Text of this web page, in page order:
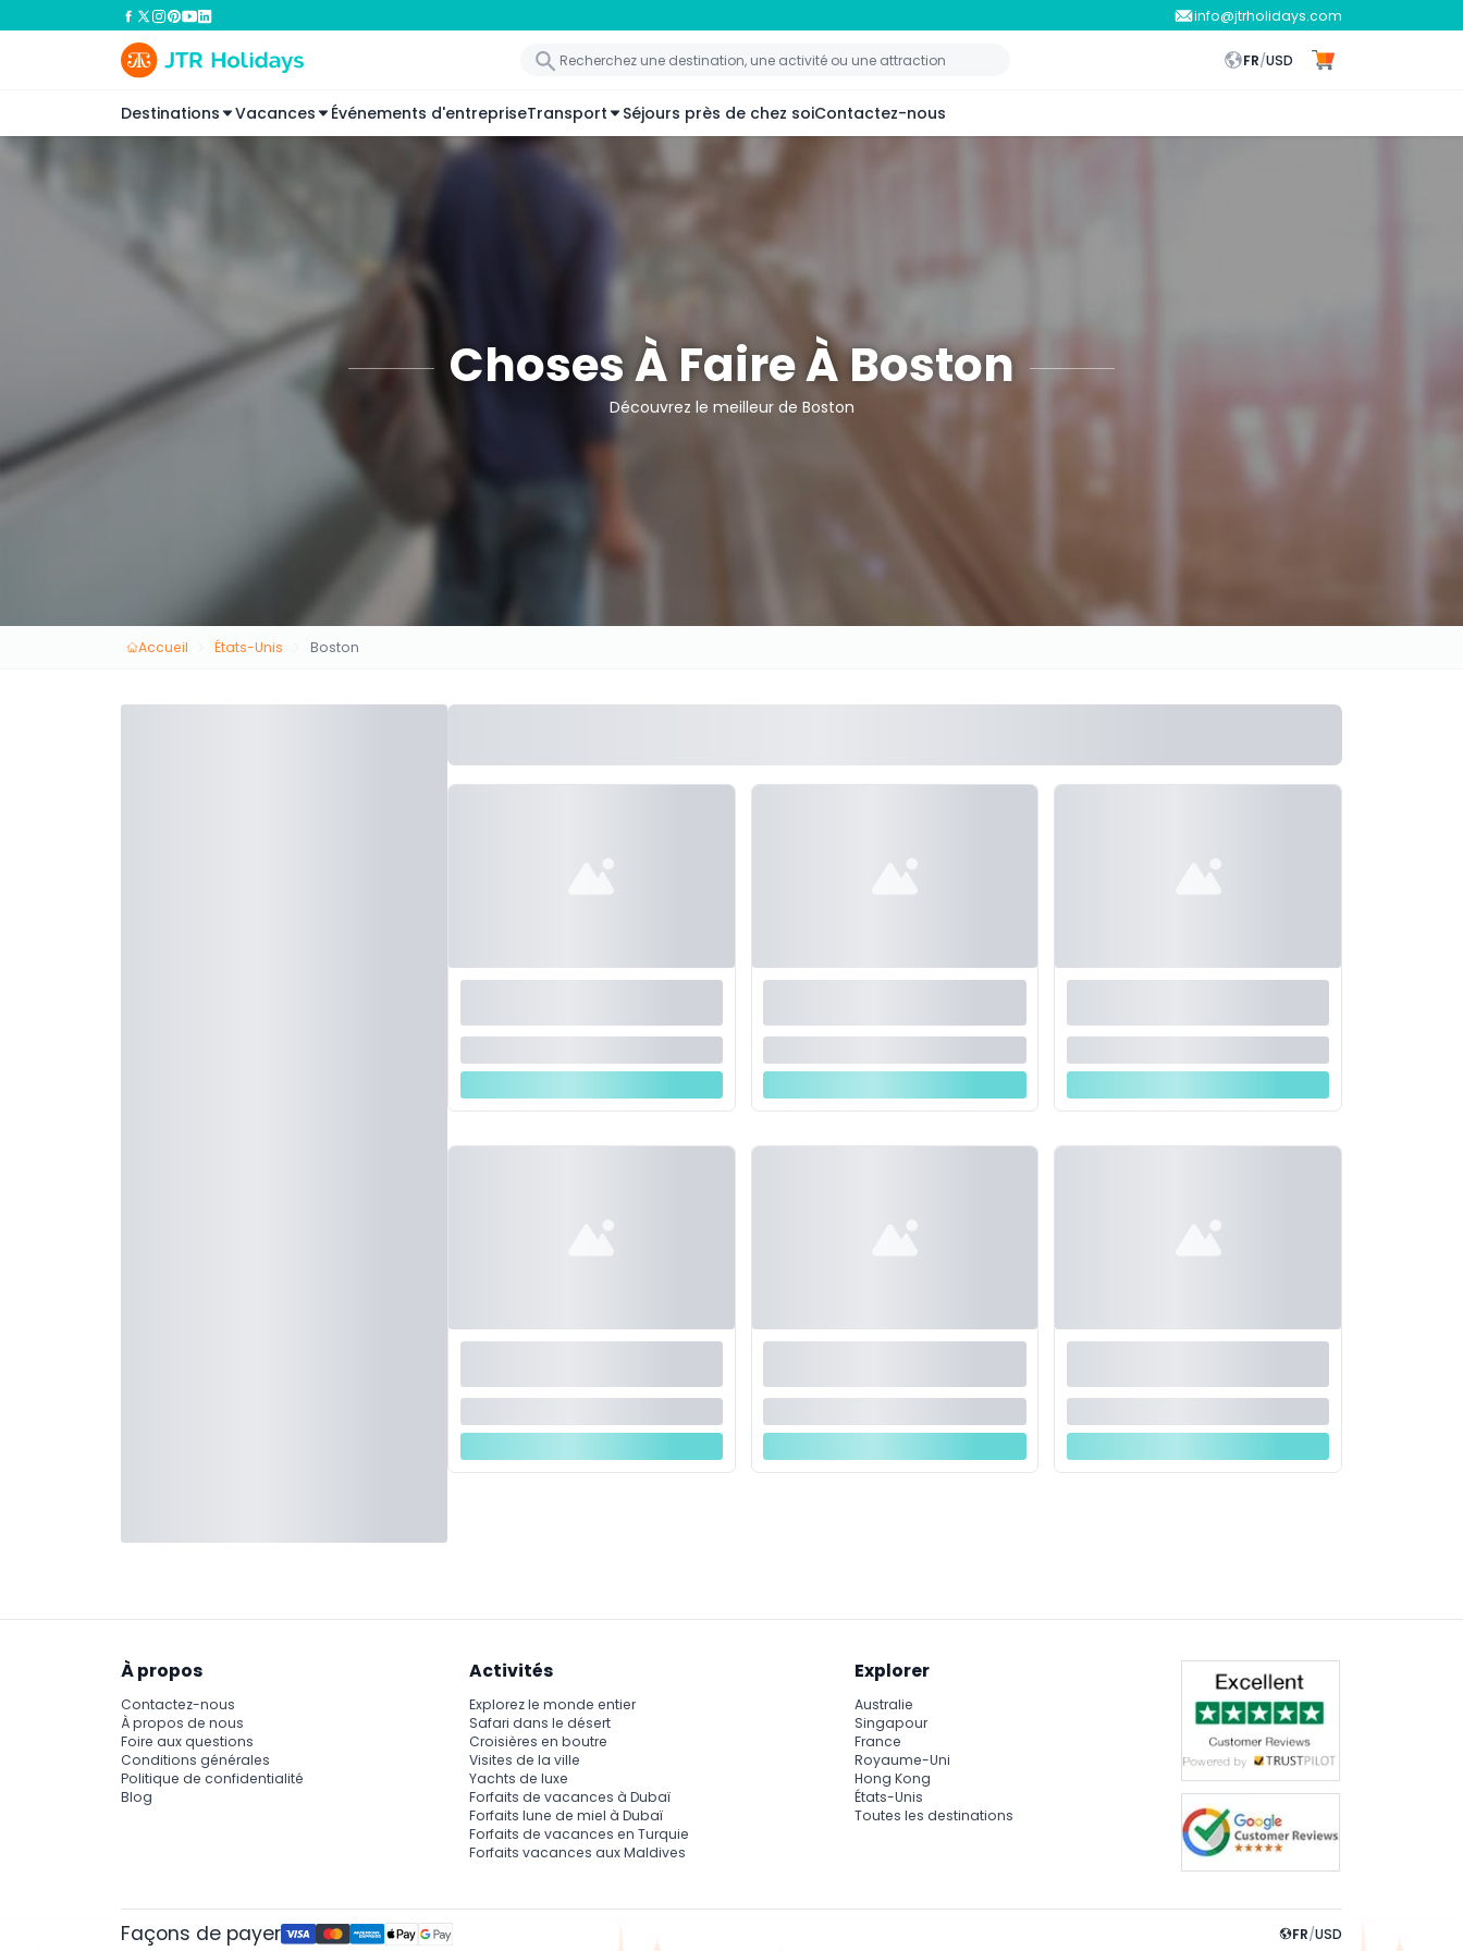
info@jtrholidays.com
FR/USD
Destinations Vacances Événements d'entrepriseTransport Séjours près de chez soiContactez-nous
Choses À Faire À Boston
Découvrez le meilleur de Boston
Accueil États-Unis Boston
À propos
Contactez-nous
À propos de nous
Foire aux questions
Conditions générales
Politique de confidentialité
Blog
Activités
Explorez le monde entier
Safari dans le désert
Croisières en boutre
Visites de la ville
Yachts de luxe
Forfaits de vacances à Dubaï
Forfaits lune de miel à Dubaï
Forfaits de vacances en Turquie
Forfaits vacances aux Maldives
Explorer
Australie
Singapour
France
Royaume-Uni
Hong Kong
États-Unis
Toutes les destinations
Façons de payer FR/USD